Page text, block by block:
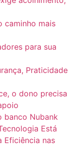
caminho mais
para sua
Praticidade
o dono precisa
banco Nubank
Está
Eficiência nas